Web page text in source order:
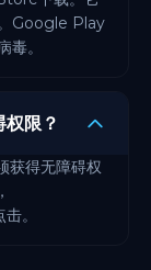
Google Play
。
限？
获得无障碍权
。